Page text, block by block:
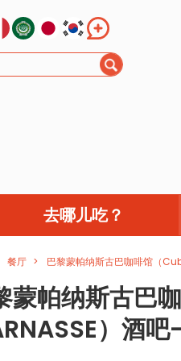
去哪儿吃？
餐厅 巴黎蒙帕纳斯古巴咖啡馆（
蒙帕纳斯古巴
）酒